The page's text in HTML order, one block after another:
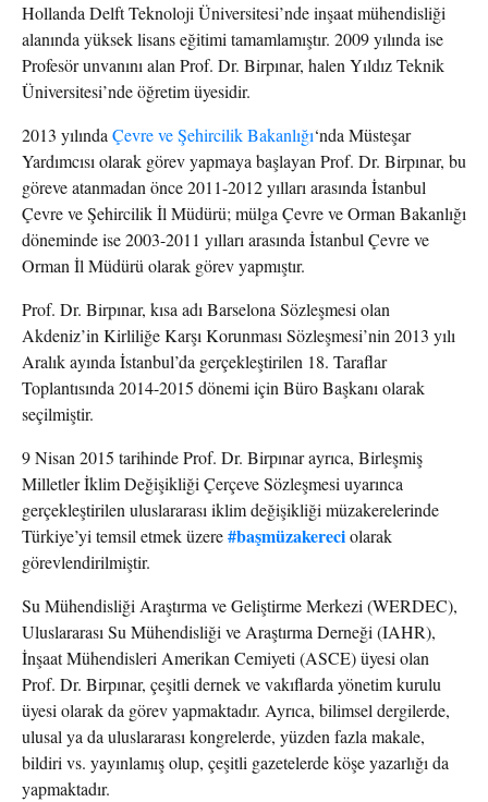
Hollanda Delft Teknoloji Üniversitesi’nde inşaat mühendisliği
alanında yüksek lisans eğitimi tamamlamıştır. 2009 yılında ise
Profesör unvanını alan Prof. Dr. Birpınar, halen Yıldız Teknik
Üniversitesi’nde öğretim üyesidir.
2013 yılındaÇevre ve Şehircilik Bakanlığı‘nda Müsteşar
Yardımcısı olarak görev yapmaya başlayan Prof. Dr. Birpınar, bu
göreve atanmadan önce 2011-2012 yılları arasında İstanbul
Çevre ve Şehircilik İl Müdürü; mülga Çevre ve Orman Bakanlığı
döneminde ise 2003-2011 yılları arasında İstanbul Çevre ve
Orman İl Müdürü olarak görev yapmıştır.
Prof. Dr. Birpınar, kısa adı Barselona Sözleşmesi olan
Akdeniz’in Kirliliğe Karşı Korunması Sözleşmesi’nin 2013 yılı
Aralık ayında İstanbul’da gerçekleştirilen 18. Taraflar
Toplantısında 2014-2015 dönemi için Büro Başkanı olarak
seçilmiştir.
9 Nisan 2015 tarihinde Prof. Dr. Birpınar ayrıca, Birleşmiş
Milletler İklim Değişikliği Çerçeve Sözleşmesi uyarınca
gerçekleştirilen uluslararası iklim değişikliği müzakerelerinde
Türkiye’yi temsil etmek üzere#başmüzakereciolarak
görevlendirilmiştir.
Su Mühendisliği Araştırma ve Geliştirme Merkezi (WERDEC),
Uluslararası Su Mühendisliği ve Araştırma Derneği (IAHR),
İnşaat Mühendisleri Amerikan Cemiyeti (ASCE) üyesi olan
Prof. Dr. Birpınar, çeşitli dernek ve vakıflarda yönetim kurulu
üyesi olarak da görev yapmaktadır. Ayrıca, bilimsel dergilerde,
ulusal ya da uluslararası kongrelerde, yüzden fazla makale,
bildiri vs. yayınlamış olup, çeşitli gazetelerde köşe yazarlığı da
yapmaktadır.